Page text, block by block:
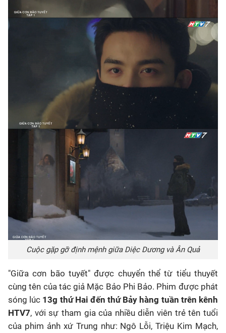
Cuộc gặp gỡ định mệnh giữa Diệc Dương và Ân Quả
"Giữa cơn bão tuyết" được chuyển thể từ tiểu thuyết
cùng tên của tác giả Mặc Bảo Phi Bảo. Phim được phát
sóng lúc 13g thứ Hai đến thứ Bảy hàng tuần trên kênh
HTV7, với sự tham gia của nhiều diễn viên trẻ tên tuổi
của phim ảnh xứ Trung như: Ngô Lỗi, Triệu Kim Mạch,